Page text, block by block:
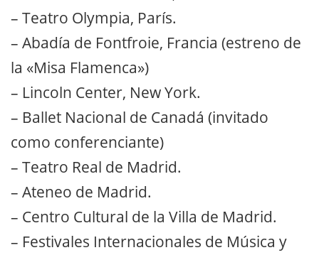
– Teatro Olympia, París.
– Abadía de Fontfroie, Francia (estreno de
la «Misa Flamenca»)
– Lincoln Center, New York.
– Ballet Nacional de Canadá (invitado
como conferenciante)
– Teatro Real de Madrid.
– Ateneo de Madrid.
– Centro Cultural de la Villa de Madrid.
– Festivales Internacionales de Música y